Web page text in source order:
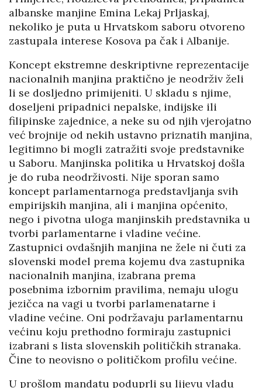
albanske manjine Emina Lekaj Prljaskaj,
nekoliko je puta u Hrvatskom saboru otvoreno
zastupala interese Kosova pa čak i Albanije.
Koncept ekstremne deskriptivne reprezentacije
nacionalnih manjina praktično je neodrživ želi
li se dosljedno primijeniti. U skladu s njime,
doseljeni pripadnici nepalske, indijske ili
filipinske zajednice, a neke su od njih vjerojatno
već brojnije od nekih ustavno priznatih manjina,
legitimno bi mogli zatražiti svoje predstavnike
u Saboru. Manjinska politika u Hrvatskoj došla
je do ruba neodrživosti. Nije sporan samo
koncept parlamentarnoga predstavljanja svih
empirijskih manjina, ali i manjina općenito,
nego i pivotna uloga manjinskih predstavnika u
tvorbi parlamentarne i vladine većine.
Zastupnici ovdašnjih manjina ne žele ni čuti za
slovenski model prema kojemu dva zastupnika
nacionalnih manjina, izabrana prema
posebnima izbornim pravilima, nemaju ulogu
jezičca na vagi u tvorbi parlamenatarne i
vladine većine. Oni podržavaju parlamentarnu
većinu koju prethodno formiraju zastupnici
izabrani s lista slovenskih političkih stranaka.
Čine to neovisno o političkom profilu većine.
U prošlom mandatu poduprli su lijevu vladu